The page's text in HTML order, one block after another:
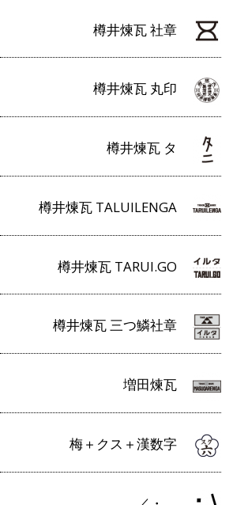
樽井煉瓦 社章
樽井煉瓦 丸印
樽井煉瓦 タ
樽井煉瓦 TALUILENGA
樽井煉瓦 TARUI.GO
樽井煉瓦 三つ鱗社章
増田煉瓦
梅＋クス＋漢数字